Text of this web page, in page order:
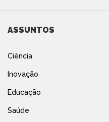
ASSUNTOS
Ciência
Inovação
Educação
Saúde